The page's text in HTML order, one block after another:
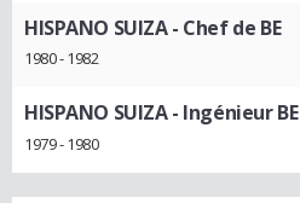
HISPANO SUIZA- Chef de BE
1980 - 1982
HISPANO SUIZA- Ingénieur BE
1979 - 1980